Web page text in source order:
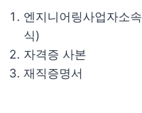
엔지니어링사업자소
식)
자격증 사본
재직증명서